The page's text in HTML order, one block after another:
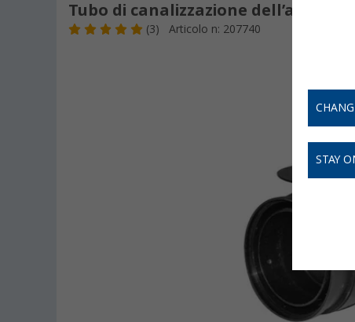
Tubo di canalizzazione dell’aria
(3) Articolo n: 207740
STAY